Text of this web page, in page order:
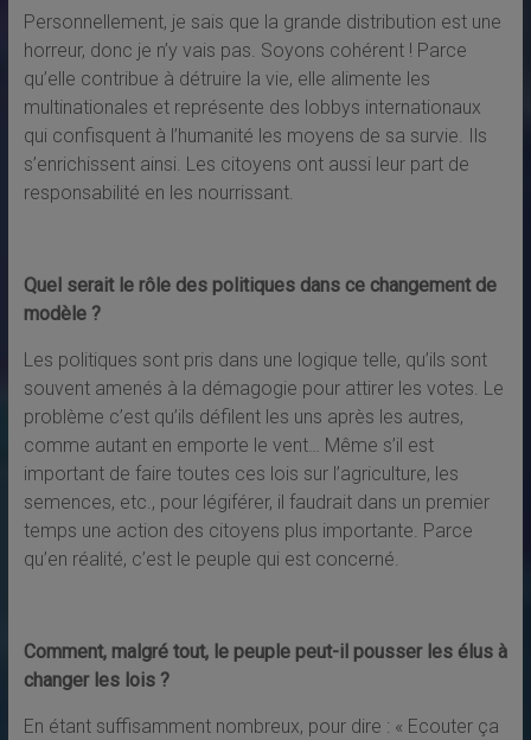
Personnellement, je sais que la grande distribution est une
horreur, donc je n’y vais pas. Soyons cohérent ! Parce
qu’elle contribue à détruire la vie, elle alimente les
multinationales et représente des lobbys internationaux
qui confisquent à l’humanité les moyens de sa survie. Ils
s’enrichissent ainsi. Les citoyens ont aussi leur part de
responsabilité en les nourrissant.
Quel serait le rôle des politiques dans ce changement de
modèle ?
Les politiques sont pris dans une logique telle, qu’ils sont
souvent amenés à la démagogie pour attirer les votes. Le
problème c’est qu’ils défilent les uns après les autres,
comme autant en emporte le vent… Même s’il est
important de faire toutes ces lois sur l’agriculture, les
semences, etc., pour légiférer, il faudrait dans un premier
temps une action des citoyens plus importante. Parce
qu’en réalité, c’est le peuple qui est concerné.
Comment, malgré tout, le peuple peut-il pousser les élus à
changer les lois ?
En étant suffisamment nombreux, pour dire : « Ecouter ça